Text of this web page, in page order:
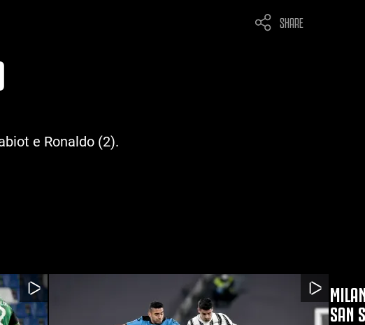
SHARE
e Ronaldo (2).
SAN